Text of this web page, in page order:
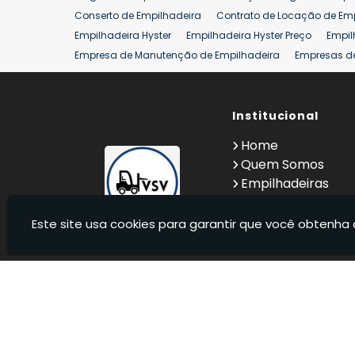
Conserto de Empilhadeira
Contrato de Locação de
Empilhadeira Hyster
Empilhadeira Hyster Preço
Empresa de Manutenção de Empilhadeira
Empresas
Locação Empilhadeira Hyster
Locação Empilhadeira
Comprar Empilhadeira
Locação de Empilhadeira 25 ton
Comprar
Institucional
Home
Quem Somos
Empilhadeiras
Informações
Este site usa cookies para garantir que você obtenha